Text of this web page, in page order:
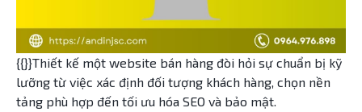
{{}}Thiết kế một website bán hàng đòi hỏi sự chuẩn bị kỹ
lưỡng từ việc xác định đối tượng khách hàng, chọn nền
tảng phù hợp đến tối ưu hóa SEO và bảo mật.